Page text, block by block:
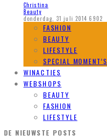
Christina
Beauty
donderdag, 31 juli 2014 6902
FASHION
BEAUTY
LIFESTYLE
SPECIAL MOMENT’S
WINACTIES
WEBSHOPS
BEAUTY
FASHION
LIFESTYLE
DE NIEUWSTE POSTS